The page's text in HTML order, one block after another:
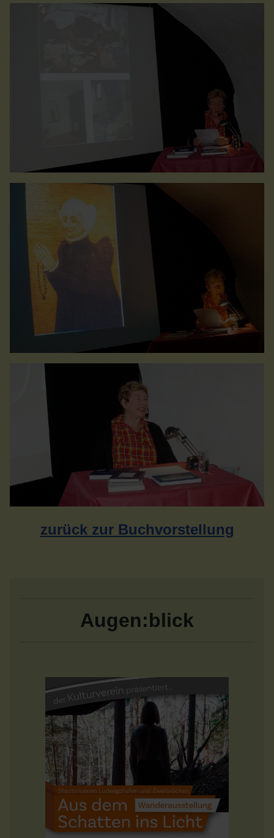
zurück zur Buchvorstellung
Augen:blick